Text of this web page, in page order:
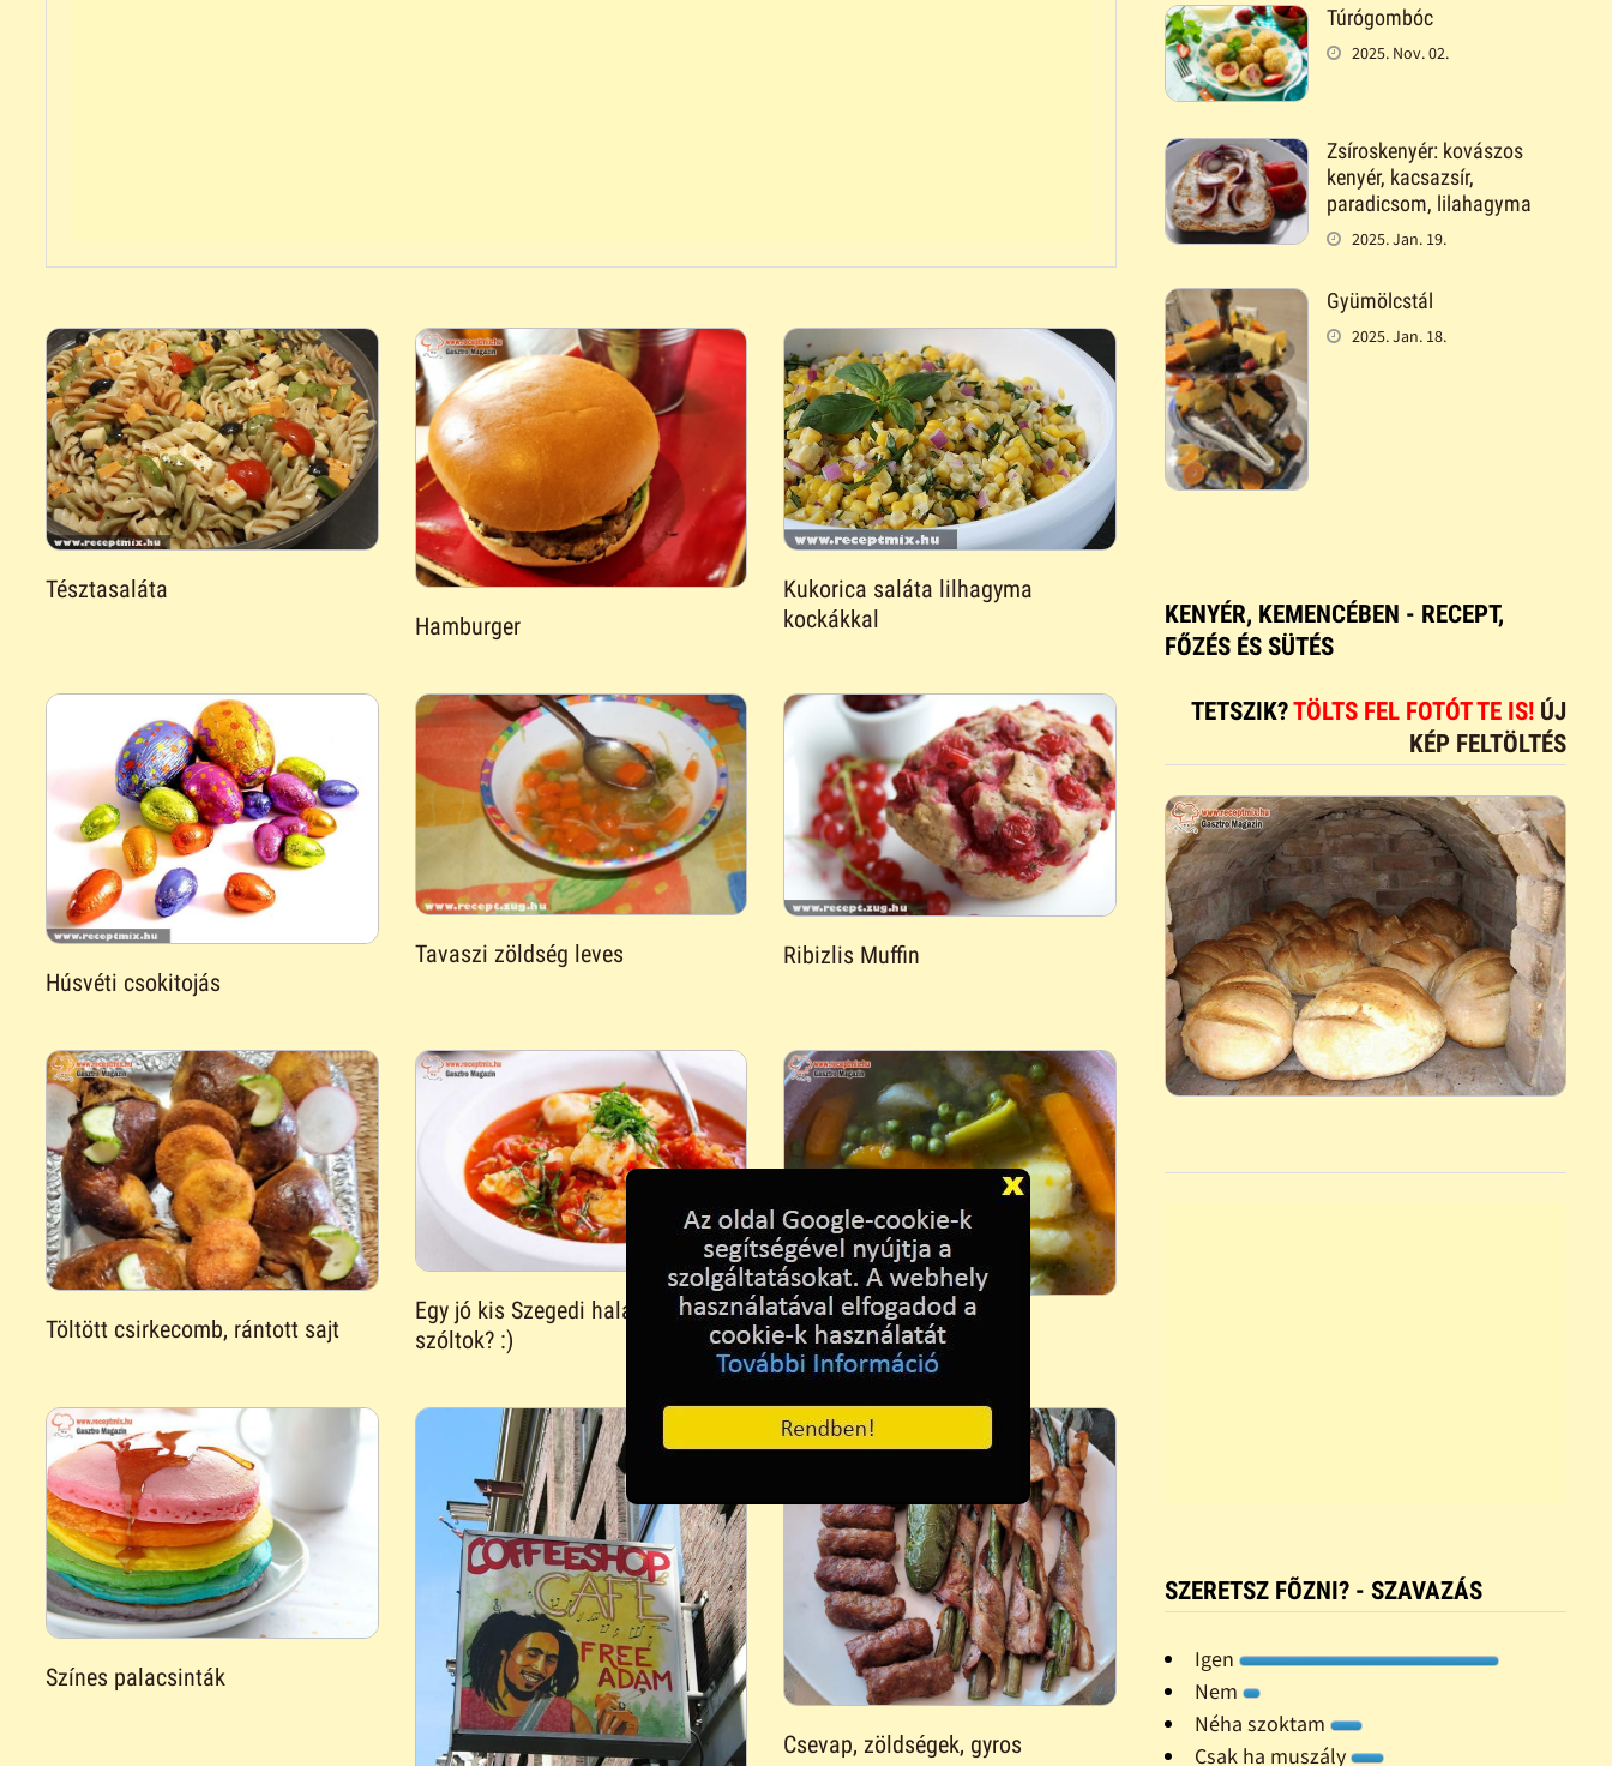
Tésztasaláta
Hamburger
Kukorica saláta lilhagyma
kockákkal
Húsvéti csokitojás
Tavaszi zöldség leves Ribizlis Muffin
Töltött csirkecomb, rántott sajt
Egy jó kis Szegedi halászléhoz mit
szóltok? :)
Borsóleves
Színes palacsinták
Csevap, zöldségek, gyros
Túrógombóc
2025. Nov. 02.
Zsíroskenyér: kovászos
kenyér, kacsazsír,
paradicsom, lilahagyma
2025. Jan. 19.
Gyümölcstál
2025. Jan. 18.
KENYÉR, KEMENCÉBEN - RECEPT,
FŐZÉS ÉS SÜTÉS
TETSZIK?TÖLTS FEL FOTÓT TE IS! ÚJ
KÉP FELTÖLTÉS
SZERETSZ FÕZNI? - SZAVAZÁS
Igen
Nem
Néha szoktam
Csak ha muszály